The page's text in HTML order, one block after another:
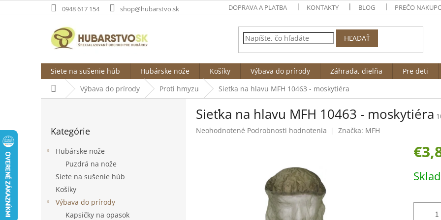
na
0948 617 154 shop@hubarstvo.sk DOPRAVA A PLATBA KONTAKTY BLOG PREČO
HĽADAŤ
Siete na sušenie húb Hubárske nože Košíky Výbava do prírody Záhrada, dielňa Pre deti
DomovVýbava do prírody Proti hmyzu Sieťka na hlavu MFH 10463 - moskytiéra
kategórie
Kategórie
Hubárske nože
Puzdrá na nože
Siete na sušenie húb
Košíky
Výbava do prírody
Kapsičky na opasok
Sieťka na hlavu MFH 10463 - moskytiéra
Priemerné
Neohodnotené Podrobnosti hodnotenia Značka: MFH
cena: